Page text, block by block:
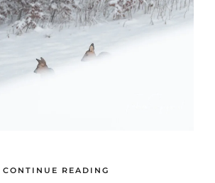
CONTINUE READING